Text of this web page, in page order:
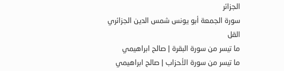
الجزائر
سورة الجمعة أبو يونس شمس الدين الجزائري
القل
ما تيسر من سورة البقرة | صالح ابراهيمي
ما تيسر من سورة الأحزاب | صالح ابراهيمي